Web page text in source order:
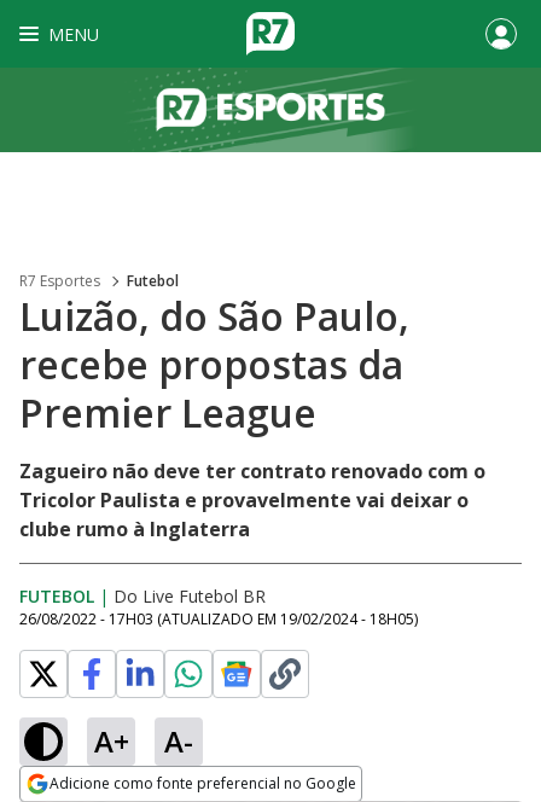
MENU
R7 Esportes Futebol
Luizão, do São Paulo,
recebe propostas da
Premier League
Zagueiro não deve ter contrato renovado com o
Tricolor Paulista e provavelmente vai deixar o
clube rumo à Inglaterra
FUTEBOL | Do Live Futebol BR
26/08/2022 - 17H03 (ATUALIZADO EM 19/02/2024 - 18H05)
A+ A-
Adicione como fonte preferencial no Google